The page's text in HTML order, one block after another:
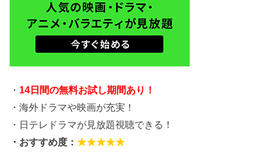
・ 14日間の無料お試し期間あり！
・海外ドラマや映画が充実！
・日テレドラマが見放題視聴できる！
・おすすめ度：★★★★★